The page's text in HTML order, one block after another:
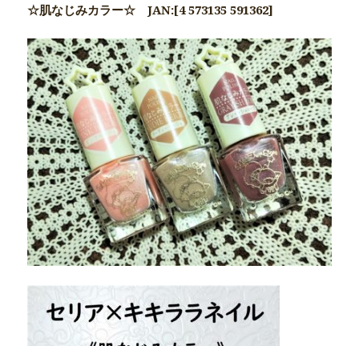
☆肌なじみカラー☆ JAN:[4 573135 591362]